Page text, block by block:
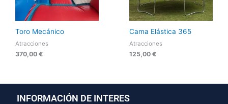
Toro Mecánico
Atracciones
370,00 €
Cama Elástica 365
Atracciones
125,00 €
INFORMACIÓN DE INTERES